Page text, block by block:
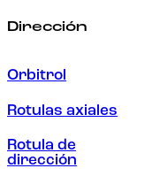
Dirección
Orbitrol
Rotulas axiales
Rotula de
dirección